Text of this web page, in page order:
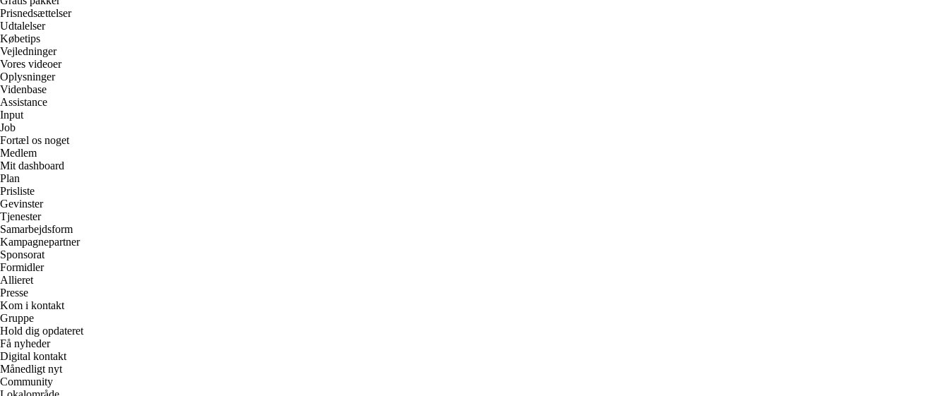
Prisnedsættelser
Udtalelser
Købetips
Vejledninger
Vores videoer
Oplysninger
Videnbase
Assistance
Input
Job
Fortæl os noget
Medlem
Mit dashboard
Plan
Prisliste
Gevinster
Tjenester
Samarbejdsform
Kampagnepartner
Sponsorat
Formidler
Allieret
Presse
Kom i kontakt
Gruppe
Hold dig opdateret
Få nyheder
Digital kontakt
Månedligt nyt
Community